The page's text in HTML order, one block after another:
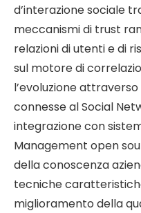
d’interazione sociale
meccanismi di trust
relazioni di utenti e di
sul motore di
l’evoluzione
connesse al Social
integrazione con
Management open
della conoscenza
tecniche
miglioramento della